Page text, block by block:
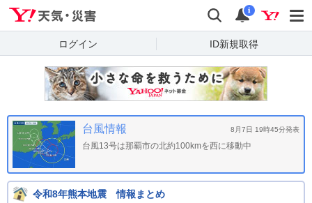
検索 通知
i
ログイン ID新規取得
台風情報 8月7日 19時45分発表
台風13号は那覇市の北約100kmを西に移動中
令和8年熊本地震 情報まとめ